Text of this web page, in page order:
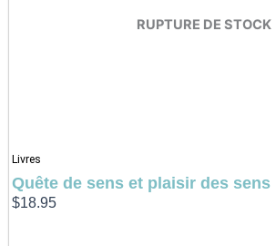
RUPTURE DE STOCK
Livres
Quête de sens et plaisir des sens
$18.95